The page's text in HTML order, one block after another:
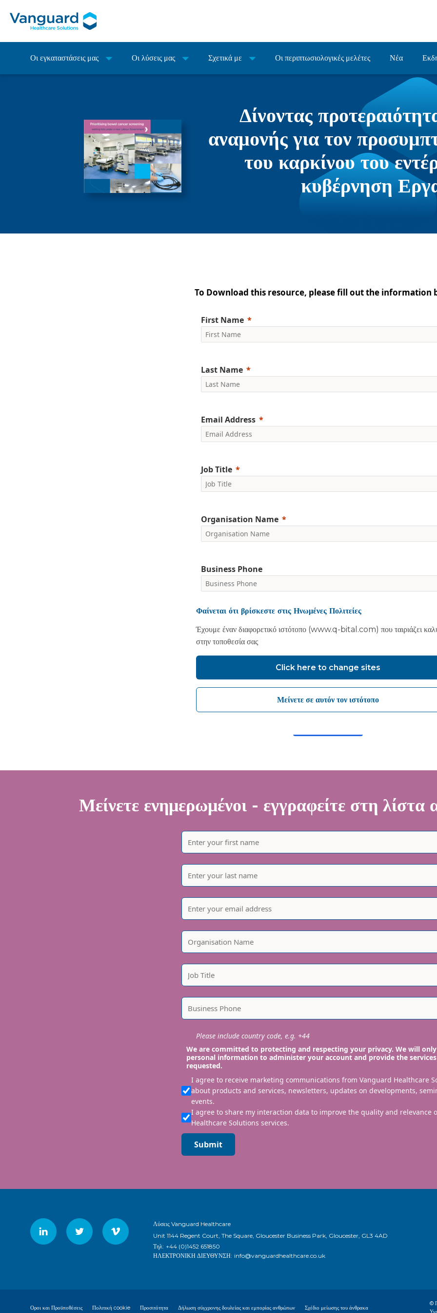
Οι εγκαταστάσεις μας Οι λύσεις μας Σχετικά με Οι περιπτωσιολογικές μελέτες Νέα
Δίνοντας
αναμονής για τον
του καρκίνου του
κυβέρνηση
To Download this resource, please fill out the information
First Name
Last Name
Email Address
Job Title
Organisation Name
Business Phone
Please include country code, e.g. +44
We are committed to protecting and respecting your privacy. We will
your personal information to administer your account and provide the
requested.
I agree to receive marketing communications from Vanguard
Solutions about products and services, newsletters, updates on
developments, seminars and events.
of Vanguard Healthcare Solutions services.
Μείνετε ενημερωμένοι - εγγραφείτε στη λίστα
Please include country code, e.g. +44
We are committed to protecting and respecting your privacy. We will
personal information to administer your account and provide the services
requested.
I agree to receive marketing communications from Vanguard Healthcare
about products and services, newsletters, updates on developments,
events.
I agree to share my interaction data to improve the quality and relevance
Healthcare Solutions services.
Submit
Λύσεις Vanguard Healthcare
Unit 1144 Regent Court, The Square, Gloucester Business Park, Gloucester, GL3 4AD
Τηλ: +44 (0)1452 651850
ΗΛΕΚΤΡΟΝΙΚΗ ΔΙΕΥΘΥΝΣΗ: info@vanguardhealthcare.co.uk
Οροι και Προϋποθέσεις Πολιτική cookie Προσιτότητα Δήλωση σύγχρονης δουλείας και εμπορίας ανθρώπων Σχέδιο μείωσης του άνθρακα
©
Φαίνεται ότι βρίσκεστε στις Ηνωμένες Πολιτείες
Έχουμε έναν διαφορετικό ιστότοπο (www.q-bital.com) που ταιριάζει
στην τοποθεσία σας
Click here to change sites
Μείνετε σε αυτόν τον ιστότοπο